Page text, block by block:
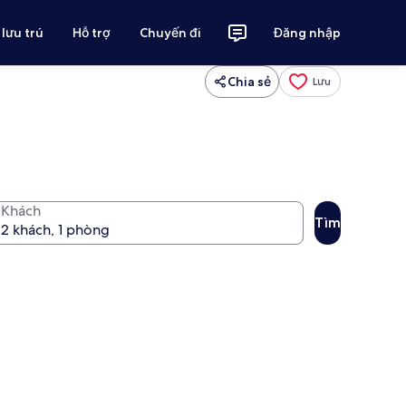
trú Hỗ trợ Chuyến đi Đăng nhập
Chia sẻ Lưu
Khách
Tìm